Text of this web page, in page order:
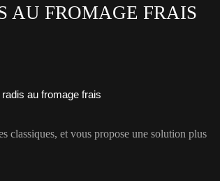
AU FROMAGE FRAIS
classiques, et vous propose une solution plus